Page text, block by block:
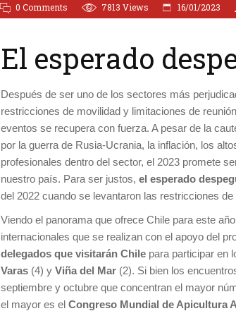
0 Comments 7813 Views 16/01/2023
El esperado
Después de ser uno de los sectores más
restricciones de movilidad y limitaciones de
eventos se recupera con fuerza. A pesar de la
por la guerra de Rusia-Ucrania, la inflación, los
profesionales dentro del sector, el 2023 promete
nuestro país. Para ser justos, el esperado
del 2022 cuando se levantaron las restricciones de
Viendo el panorama que ofrece Chile para este
internacionales que se realizan con el apoyo del
delegados que visitarán Chile para participar en
Varas (4) y Viña del Mar (2). Si bien los
septiembre y octubre que concentran el mayor
el mayor es el Congreso Mundial de Apicultura